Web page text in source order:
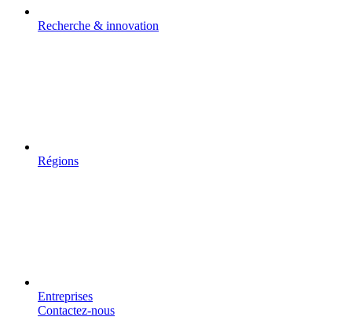
Recherche & innovation
Régions
Entreprises
Contactez-nous